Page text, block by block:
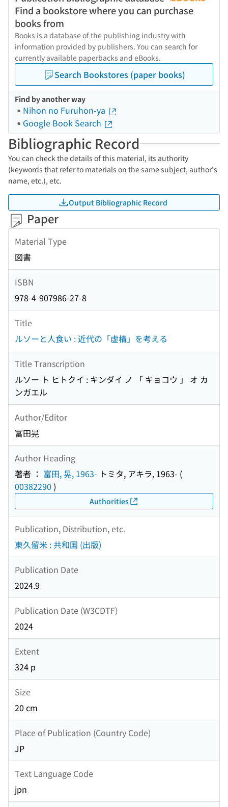
Find a bookstore where you can purchase
books from
Books is a database of the publishing industry with
information provided by publishers. You can search for
currently available paperbacks and eBooks.
Search Bookstores (paper books)
Find by another way
Nihon no Furuhon-ya
Google Book Search
Bibliographic Record
You can check the details of this material, its authority
(keywords that refer to materials on the same subject, author's
name, etc.), etc.
Output Bibliographic Record
Paper
Material Type
図書
ISBN
978-4-907986-27-8
Title
ルソーと人食い : 近代の「虚構」を考える
Title Transcription
ルソー ト ヒトクイ : キンダイ ノ 「 キョコウ 」 オ カ
ンガエル
Author/Editor
冨田晃
Author Heading
著者 ： 富田, 晃, 1963- トミタ, アキラ, 1963- (
00382290 )
Authorities
Publication, Distribution, etc.
東久留米 : 共和国 (出版)
Publication Date
2024.9
Publication Date (W3CDTF)
2024
Extent
324 p
Size
20 cm
Place of Publication (Country Code)
JP
Text Language Code
jpn